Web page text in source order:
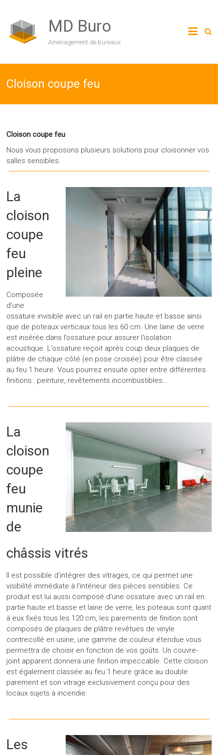
MD Buro
Aménagement de bureaux
Cloison coupe feu
Cloison coupe feu
Nous vous proposons plusieurs solutions pour cloisonner vos
salles sensibles.
La
cloison
coupe
feu
pleine
Composée
d’une
ossature invisible avec un rail en partie haute et basse ainsi
que de poteaux verticaux tous les 60 cm. Une laine de verre
est insérée dans l’ossature pour assurer l’isolation
acoustique. L’ossature reçoit après coup deux plaques de
plâtre de chaque côté (en pose croisée) pour être classée
au feu 1 heure. Vous pourrez ensuite opter entre différentes
finitions : peinture, revêtements incombustibles…
La
cloison
coupe
feu
munie
de
châssis vitrés
Il est possible d’intégrer des vitrages, ce qui permet une
visibilité immédiate à l’intérieur des pièces sensibles. Ce
produit est lui aussi composé d’une ossature avec un rail en
partie haute et basse et laine de verre, les poteaux sont quant
à eux fixés tous les 120 cm, les parements de finition sont
composés de plaques de plâtre revêtues de vinyle
contrecollé en usine, une gamme de couleur étendue vous
permettra de choisir en fonction de vos goûts. Un couvre-
joint apparent donnera une finition impeccable. Cette cloison
est également classée au feu 1 heure grâce au double
parement et son vitrage exclusivement conçu pour des
locaux sujets à incendie.
Les